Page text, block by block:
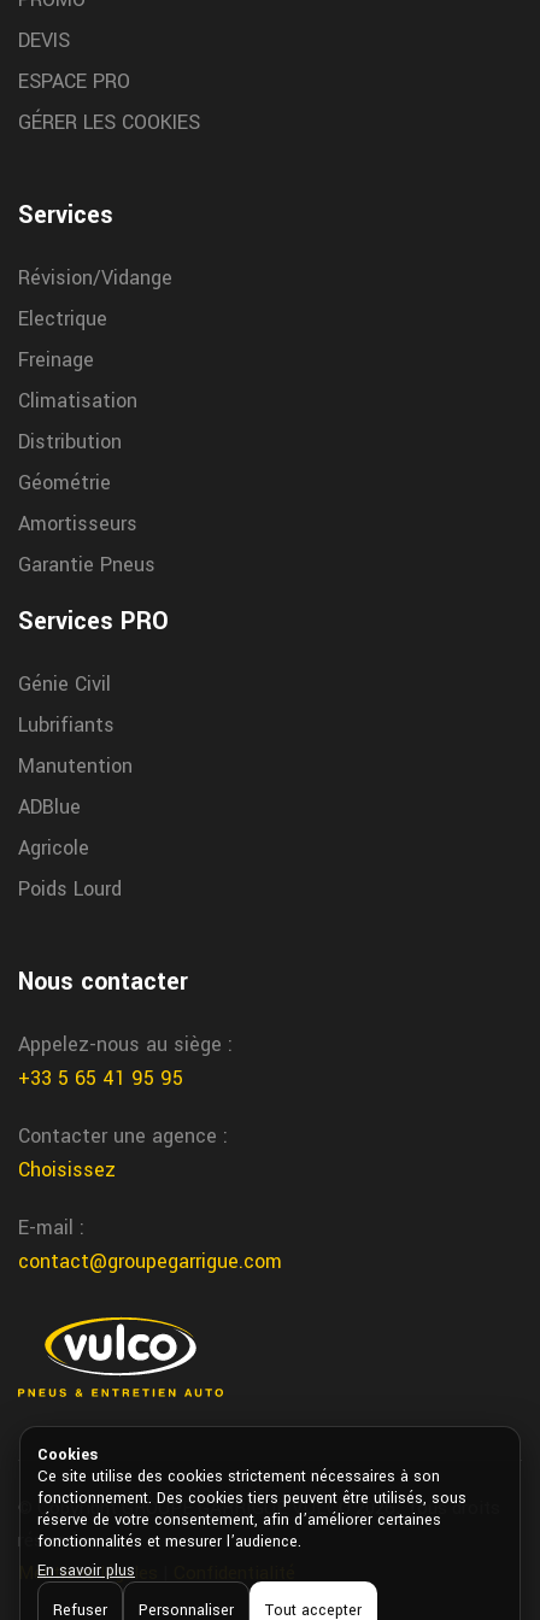
Pour les tracteurs forestiers et engins lourds, Garrigue Vulco
Montreal assure un changement de pneus robuste et adapte a
vos terrains
DEVIS
ESPACE PRO
GÉRER LES COOKIES
Services
Révision/Vidange
Electrique
Freinage
Climatisation
Distribution
Géométrie
Amortisseurs
Garantie Pneus
Services PRO
Génie Civil
Lubrifiants
Manutention
ADBlue
Agricole
Poids Lourd
Nous contacter
Appelez-nous au siège :
+33 5 65 41 95 95
Contacter une agence :
Choisissez
E-mail :
contact@groupegarrigue.com
© Copyright GROUPE GARRIGUE VULCO 2026. Tous droits
réservés.
Mentions légales
Cookies
Ce site utilise des cookies strictement nécessaires à son
fonctionnement. Des cookies tiers peuvent être utilisés, sous
réserve de votre consentement, afin d’améliorer certaines
fonctionnalités et mesurer l’audience.
En savoir plus
Refuser
Personnaliser Tout accepter